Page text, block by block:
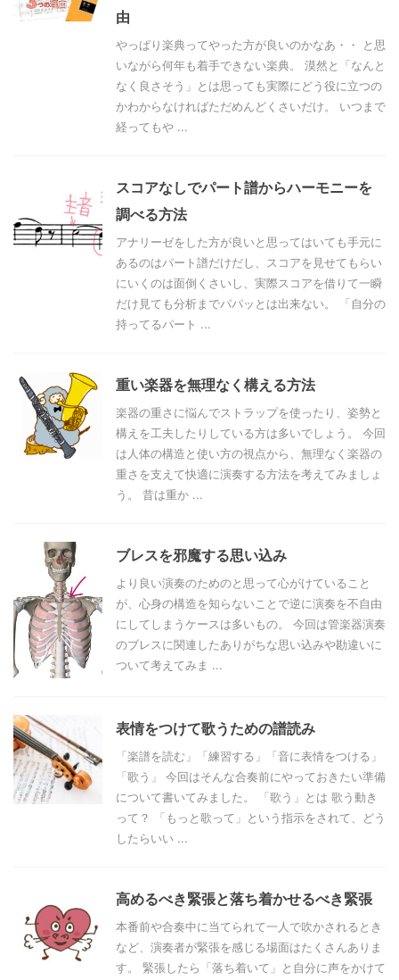
由
やっぱり楽典ってやった方が良いのかなあ・・ と思
いながら何年も着手できない楽典。 漠然と「なんと
なく良さそう」とは思っても実際にどう役に立つの
かわからなければただめんどくさいだけ。 いつまで
経ってもや ...
スコアなしでパート譜からハーモニーを
調べる方法
アナリーゼをした方が良いと思ってはいても手元に
あるのはパート譜だけだし、スコアを見せてもらい
にいくのは面倒くさいし、実際スコアを借りて一瞬
だけ見ても分析までパパッとは出来ない。 「自分の
持ってるパート ...
重い楽器を無理なく構える方法
楽器の重さに悩んでストラップを使ったり、姿勢と
構えを工夫したりしている方は多いでしょう。 今回
は人体の構造と使い方の視点から、無理なく楽器の
重さを支えて快適に演奏する方法を考えてみましょ
う。 昔は重か ...
ブレスを邪魔する思い込み
より良い演奏のためのと思って心がけていること
が、心身の構造を知らないことで逆に演奏を不自由
にしてしまうケースは多いもの。 今回は管楽器演奏
のブレスに関連したありがちな思い込みや勘違いに
ついて考えてみま ...
表情をつけて歌うための譜読み
「楽譜を読む」「練習する」「音に表情をつける」
「歌う」 今回はそんな合奏前にやっておきたい準備
について書いてみました。 「歌う」とは 歌う動き
って？ 「もっと歌って」という指示をされて、どう
したらいい ...
高めるべき緊張と落ち着かせるべき緊張
本番前や合奏中に当てられて一人で吹かされるとき
など、演奏者が緊張を感じる場面はたくさんありま
す。 緊張したら「落ち着いて」と自分に声をかけて